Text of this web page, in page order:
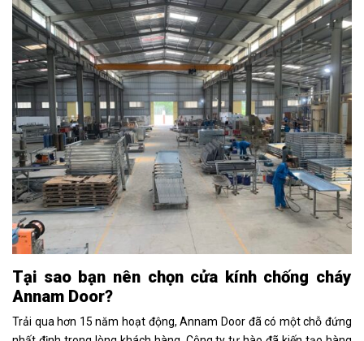
Tại sao bạn nên chọn cửa kính chống cháy
Annam Door?
Trải qua hơn 15 năm hoạt động, Annam Door đã có một chỗ đứng